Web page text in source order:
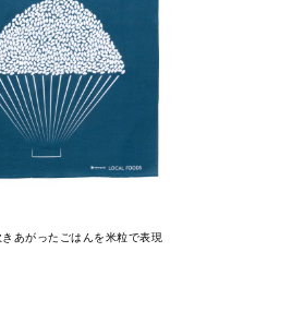
あがったごはんを米粒で表現